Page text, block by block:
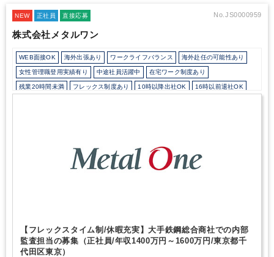
NEW 正社員 直接応募 No.JS0000959
株式会社メタルワン
WEB面接OK 海外出張あり ワークライフバランス 海外赴任の可能性あり
女性管理職登用実績有り 中途社員活躍中 在宅ワーク制度あり
残業20時間未満 フレックス制度あり 10時以降出社OK 16時以前退社OK
【フレックスタイム制/休暇充実】大手鉄鋼総合商社での内部
監査担当の募集（正社員/年収1400万円～1600万円/東京都千
代田区東京）